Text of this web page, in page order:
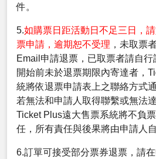
件。
5.如購票日距活動日不足三日，
票申請，逾期恕不受理 ，未取票
Email申請退票，已取票者請自
開始前未於退票期限內寄達者，
統將依退票申請表上之聯絡方式
若無法和申請人取得聯繫或無法
Ticket Plus遠大售票系統將不負
任，所有責任與後果將由申請人自
6.訂單可接受部分票券退票，請